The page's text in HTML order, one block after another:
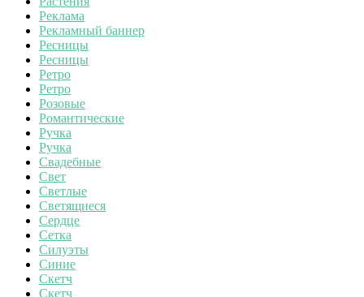
Реклама
Рекламный баннер
Ресницы
Ресницы
Ретро
Ретро
Розовые
Романтические
Ручка
Ручка
Свадебные
Свет
Светлые
Светящиеся
Сердце
Сетка
Силуэты
Синие
Скетч
Скетч